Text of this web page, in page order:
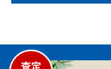
査定